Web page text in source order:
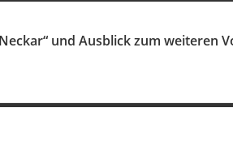
und Ausblick zum weiteren